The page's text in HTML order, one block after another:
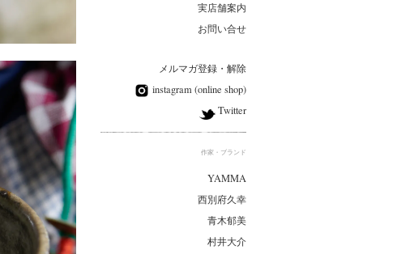
実店舗案内
お問い合せ
メルマガ登録・解除
instagram (online shop)
Twitter
作家・ブランド
YAMMA
西別府久幸
青木郁美
村井大介